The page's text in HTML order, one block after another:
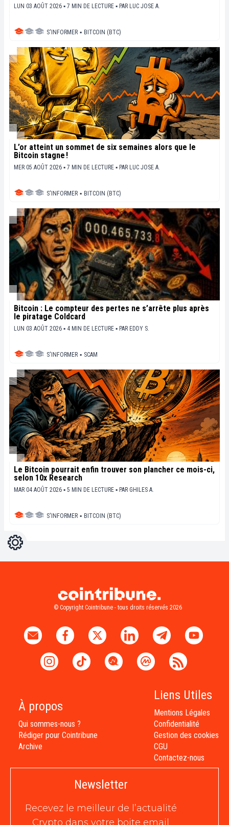
LUN 03 AOÛT 2026 ▪ 7 MIN DE LECTURE ▪ PAR LUC JOSE A.
S'INFORMER ▪ BITCOIN (BTC)
L’or atteint un sommet de six semaines alors que le
Bitcoin stagne !
MER 05 AOÛT 2026 ▪ 7 MIN DE LECTURE ▪ PAR LUC JOSE A.
S'INFORMER ▪ BITCOIN (BTC)
Bitcoin : Le compteur des pertes ne s’arrête plus après
le piratage Coldcard
LUN 03 AOÛT 2026 ▪ 4 MIN DE LECTURE ▪ PAR EDDY S.
S'INFORMER ▪ SCAM
Le Bitcoin pourrait enfin trouver son plancher ce mois-ci,
selon 10x Research
MAR 04 AOÛT 2026 ▪ 5 MIN DE LECTURE ▪ PAR GHILES A.
S'INFORMER ▪ BITCOIN (BTC)
Réglages
© Copyright Cointribune - tous droits réservés 2026
À propos
Qui sommes-nous ?
Rédiger pour Cointribune
Archive
Liens Utiles
Mentions Légales
Confidentialité
Gestion des cookies
CGU
Contactez-nous
Newsletter
Recevez le meilleur de l’actualité
Crypto dans votre boite email